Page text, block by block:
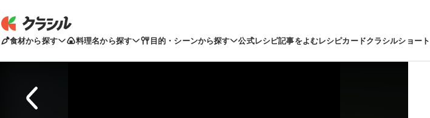
食材から探す 料理名から探す 目的・シーンから探す 公式レシピ記事をよむレシピカードクラシルショート